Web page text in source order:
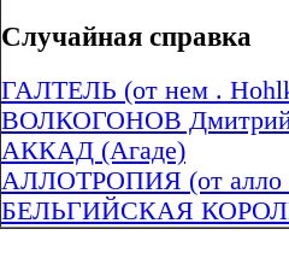
Случайная справка
ГАЛТЕЛЬ (от нем .
ВОЛКОГОНОВ Дмитрий
АККАД (Агаде)
АЛЛОТРОПИЯ (от алло
БЕЛЬГИЙСКАЯ